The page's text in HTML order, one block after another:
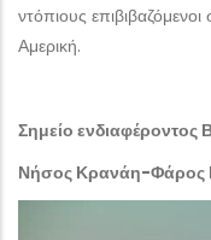
ντόπιους
Αμερική.
Σημείο ενδιαφέροντος
Νήσος Κρανάη-Φάρος